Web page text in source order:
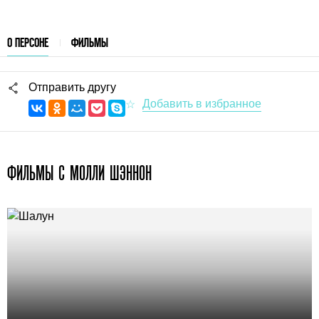
О ПЕРСОНЕ ФИЛЬМЫ
Отправить другу
ФИЛЬМЫ С МОЛЛИ ШЭННОН